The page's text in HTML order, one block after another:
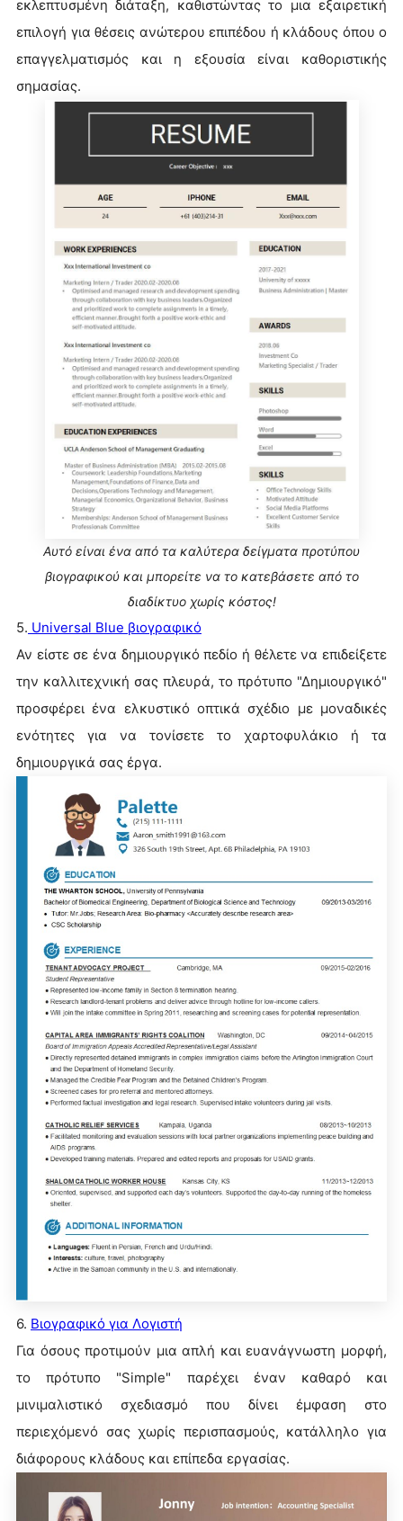
εκλεπτυσμένη διάταξη, καθιστώντας το μια εξαιρετική
επιλογή για θέσεις ανώτερου επιπέδου ή κλάδους όπου ο
επαγγελματισμός και η εξουσία είναι καθοριστικής
σημασίας.
Αυτό είναι ένα από τα καλύτερα δείγματα προτύπου
βιογραφικού και μπορείτε να το κατεβάσετε από το
διαδίκτυο χωρίς κόστος!
5. Universal Blue βιογραφικό
Αν είστε σε ένα δημιουργικό πεδίο ή θέλετε να επιδείξετε
την καλλιτεχνική σας πλευρά, το πρότυπο "Δημιουργικό"
προσφέρει ένα ελκυστικό οπτικά σχέδιο με μοναδικές
ενότητες για να τονίσετε το χαρτοφυλάκιο ή τα
δημιουργικά σας έργα.
6. Βιογραφικό για Λογιστή
Για όσους προτιμούν μια απλή και ευανάγνωστη μορφή,
το πρότυπο "Simple" παρέχει έναν καθαρό και
μινιμαλιστικό σχεδιασμό που δίνει έμφαση στο
περιεχόμενό σας χωρίς περισπασμούς, κατάλληλο για
διάφορους κλάδους και επίπεδα εργασίας.